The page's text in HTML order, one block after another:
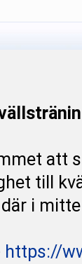
att
till
i
https://